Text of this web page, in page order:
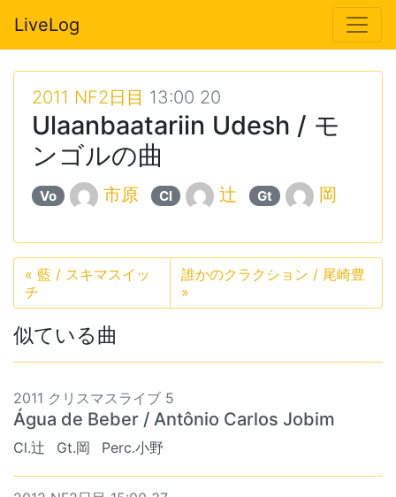
LiveLog
2011 NF2日目 13:00 20
Ulaanbaatariin Udesh / モ
ンゴルの曲
Vo 市原 Cl 辻 Gt 岡
« 藍 / スキマスイッ
チ
誰かのクラクション / 尾崎豊
»
似ている曲
2011 クリスマスライブ 5
Água de Beber / Antônio Carlos Jobim
Cl.辻 Gt.岡 Perc.小野